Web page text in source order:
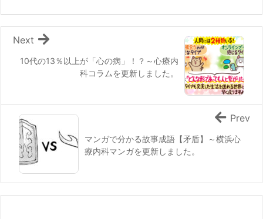
10代の13％以上が「心の病」！？～心療内
科コラムを更新しました。
Next
マンガで分かる故事成語【矛盾】～横浜心
療内科マンガを更新しました。
Prev